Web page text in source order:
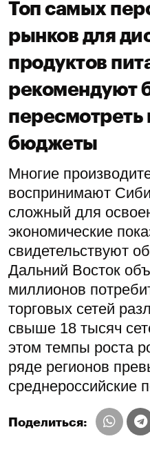
Топ самых
рынков для
продуктов
рекомендуют
бюджеты
Многие
воспринимают
сложный для
экономические
свидетельствуют
Дальний Восток
миллионов
торговых сетей
свыше 18 тысяч
этом темпы роста
ряде регионов
среднероссийские
Поделиться: